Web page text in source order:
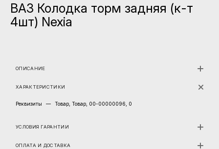
ВАЗ Колодка торм задняя (к-т
4шт) Nexia
ОПИСАНИЕ
ХАРАКТЕРИСТИКИ
Реквизиты — Товар, Товар, 00-00000096, 0
УСЛОВИЯ ГАРАНТИИ
ОПЛАТА И ДОСТАВКА